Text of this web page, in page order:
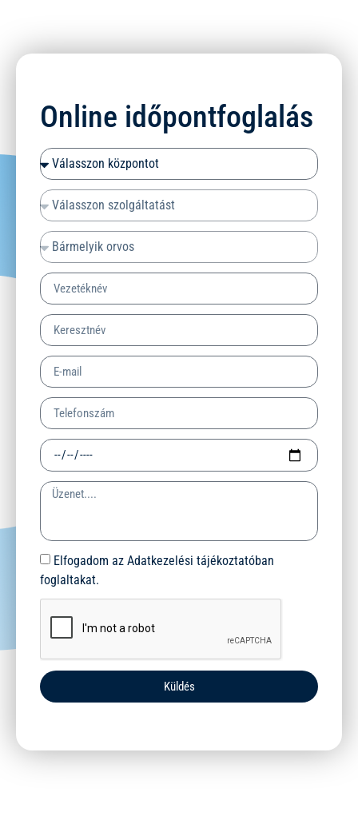
Online időpontfoglalás
Elfogadom az Adatkezelési tájékoztatóban
foglaltakat.
Küldés